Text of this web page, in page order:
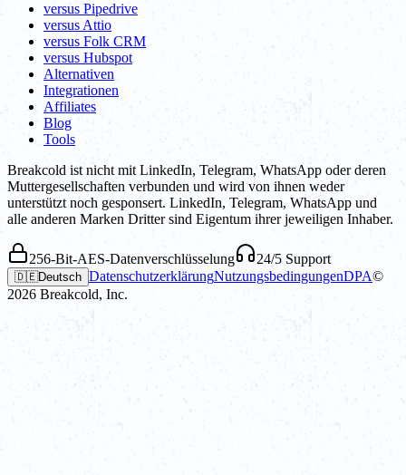
versus Pipedrive
versus Attio
versus Folk CRM
versus Hubspot
Alternativen
Integrationen
Affiliates
Blog
Tools
Breakcold ist nicht mit LinkedIn, Telegram, WhatsApp oder deren
Muttergesellschaften verbunden und wird von ihnen weder
unterstützt noch gesponsert. LinkedIn, Telegram, WhatsApp und
alle anderen Marken Dritter sind Eigentum ihrer jeweiligen Inhaber.
256-Bit-AES-Datenverschlüsselung 24/5 Support
🇩🇪Deutsch DatenschutzerklärungNutzungsbedingungenDPA©
2026 Breakcold, Inc.